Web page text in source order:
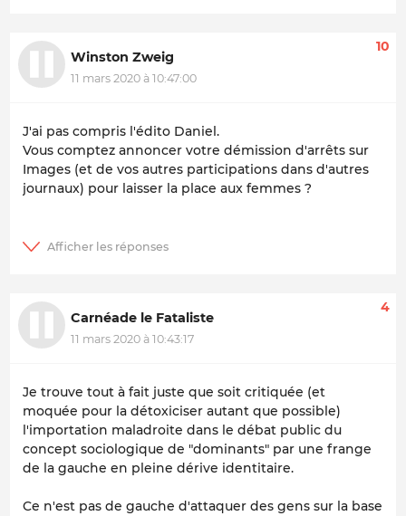
Winston Zweig
11 mars 2020 à 10:47:00
10
J'ai pas compris l'édito Daniel.
Vous comptez annoncer votre démission d'arrêts sur
Images (et de vos autres participations dans d'autres
journaux) pour laisser la place aux femmes ?
Carnéade le Fataliste
11 mars 2020 à 10:43:17
4
Je trouve tout à fait juste que soit critiquée (et
moquée pour la détoxiciser autant que possible)
l'importation maladroite dans le débat public du
concept sociologique de "dominants" par une frange
de la gauche en pleine dérive identitaire.
Ce n'est pas de gauche d'attaquer des gens sur la base